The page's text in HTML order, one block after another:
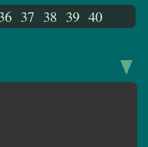
37 38 39 40